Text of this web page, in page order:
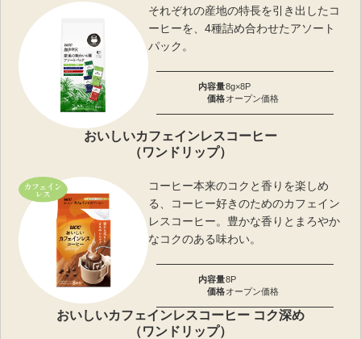
それぞれの産地の特長を引き出したコ
ーヒーを、4種詰め合わせたアソート
パック。
内容量8g×8P
価格オープン価格
おいしいカフェインレスコーヒー
（ワンドリップ）
コーヒー本来のコクと香りを楽しめ
る、コーヒー好きのためのカフェイン
レスコーヒー。豊かな香りとまろやか
なコクのある味わい。
内容量8P
価格オープン価格
おいしいカフェインレスコーヒー コク深め
（ワンドリップ）